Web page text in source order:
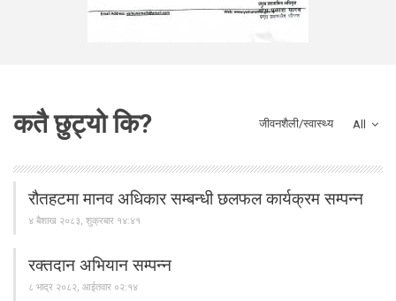
All
कतै छुट्यो कि? जीवनशैली/स्वास्थ्य
रौतहटमा मानव अधिकार सम्बन्धी छलफल कार्यक्रम सम्पन्न
४ बैशाख २०८३, शुक्रबार १४:४१
रक्तदान अभियान सम्पन्न
८ भाद्र २०८२, आईतवार ०२:१४